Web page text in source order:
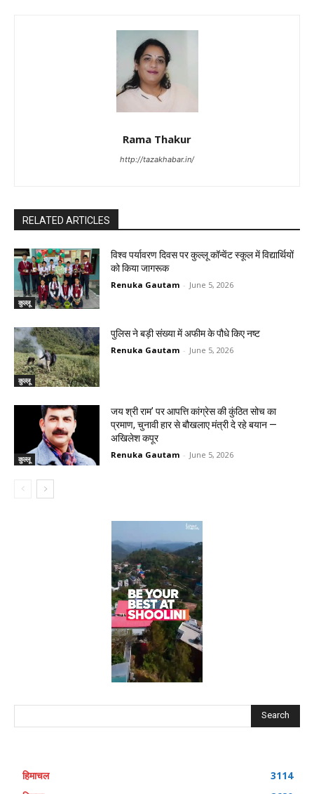
Rama Thakur
http://tazakhabar.in/
RELATED ARTICLES
कुल्लू
विश्व पर्यावरण दिवस पर कुल्लू कॉन्वेंट स्कूल में विद्यार्थियों
को किया जागरूक
Renuka Gautam - June 5, 2026
कुल्लू
पुलिस ने बड़ी संख्या में अफीम के पौधे किए नष्ट
Renuka Gautam - June 5, 2026
कुल्लू
जय श्री राम’ पर आपत्ति कांग्रेस की कुंठित सोच का
प्रमाण, चुनावी हार से बौखलाए मंत्री दे रहे बयान —
अखिलेश कपूर
Renuka Gautam - June 5, 2026
Search
हिमाचल
3114